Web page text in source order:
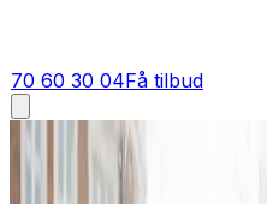
70 60 30 04Få tilbud
Industriventilation i
Industriventilation i